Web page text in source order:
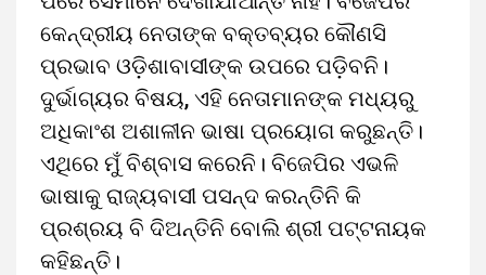
କେନ୍ଦ୍ରୀୟ ନେତାଙ୍କ ବକ୍ତବ୍ୟର କୌଣସି
ପ୍ରଭାବ ଓଡ଼ିଶାବାସୀଙ୍କ ଉପରେ ପଡ଼ିବନି।
ଦୁର୍ଭାଗ୍ୟର ବିଷୟ, ଏହି ନେତାମାନଙ୍କ ମଧ୍ୟରୁ
ଅଧିକାଂଶ ଅଶାଳୀନ ଭାଷା ପ୍ରୟୋଗ କରୁଛନ୍ତି।
ଏଥିରେ ମୁଁ ବିଶ୍ବାସ କରେନି। ବିଜେପିର ଏଭଳି
ଭାଷାକୁ ରାଜ୍ୟବାସୀ ପସନ୍ଦ କରନ୍ତିନି କି
ପ୍ରଶ୍ରୟ ବି ଦିଅନ୍ତିନି ବୋଲି ଶ୍ରୀ ପଟ୍ଟନାୟକ
କହିଛନ୍ତି।